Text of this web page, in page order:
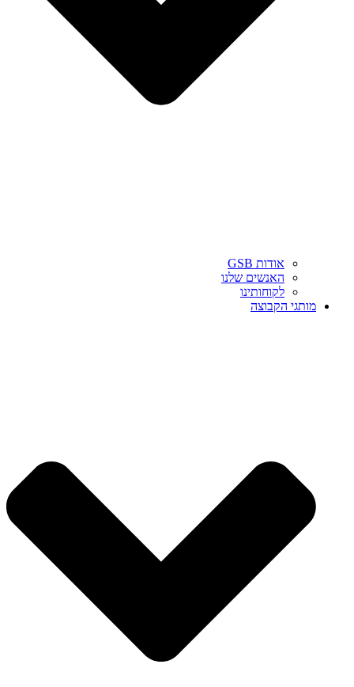
אודות GSB
האנשים שלנו
לקוחותינו
מותגי הקבוצה